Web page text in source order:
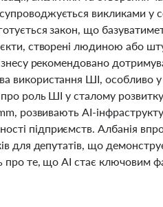
викликами у
закон, що
створені людиною або
рекомендовано
ШІ, особливо у
роль ШІ у сталому
розвивають AI-
підприємств. Албанія
для депутатів, що
про те, що AI стає ключовим